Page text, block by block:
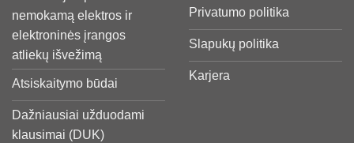
nemokamą elektros ir
elektroninės įrangos
atliekų išvežimą
Atsiskaitymo būdai
Dažniausiai užduodami
klausimai (DUK)
Privatumo politika
Slapukų politika
Karjera